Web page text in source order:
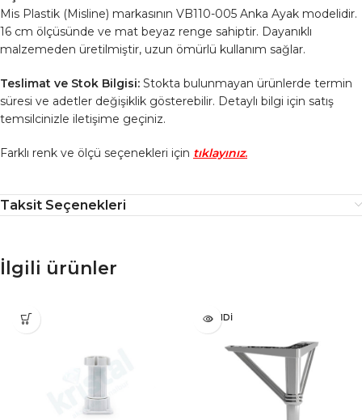
Mis Plastik (Misline) markasının VB110-005 Anka Ayak modelidir.
16 cm ölçüsünde ve mat beyaz renge sahiptir. Dayanıklı
malzemeden üretilmiştir, uzun ömürlü kullanım sağlar.
Teslimat ve Stok Bilgisi: Stokta bulunmayan ürünlerde termin
süresi ve adetler değişiklik gösterebilir. Detaylı bilgi için satış
temsilcinizle iletişime geçiniz.
Farklı renk ve ölçü seçenekleri için tıklayınız.
Taksit Seçenekleri
İlgili ürünler
TÜKENDI